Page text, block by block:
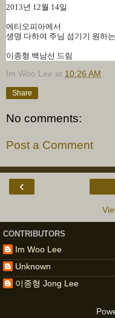
2013년 12월 14일
에티오피아에서
생명 다하여 주님 섬기기 원하는
이종형 백남선 드림
Im Woo Lee at 10:26 AM
Share
No comments:
Post a Comment
‹
CONTRIBUTORS
Im Woo Lee
Unknown
이종형 Jong Lee